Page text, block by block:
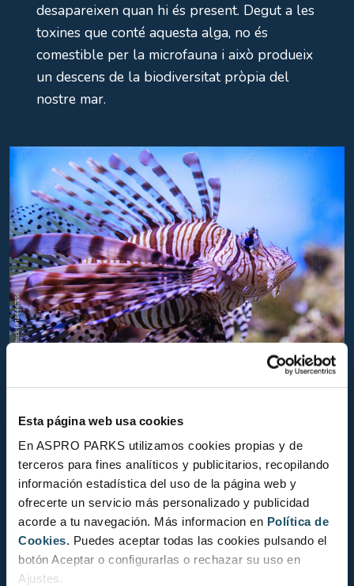
Esta página web usa cookies
En ASPRO PARKS utilizamos cookies propias y de
terceros para fines analíticos y publicitarios, recopilando
información estadística del uso de la página web y
ofrecerte un servicio más personalizado y publicidad
acorde a tu navegación. Más informacion en Política de
Cookies. Puedes aceptar todas las cookies pulsando el
botón Aceptar o configurarlas o rechazar su uso en
Ajustes.
desapareixen quan hi és present. Degut a les
toxines que conté aquesta alga, no és
comestible per la microfauna i això produeix
un descens de la biodiversitat pròpia del
nostre mar.
Elpeix escorpíés una espècie tropical que
va ser introduïda intencionadament com a
espècie ornamental per aquariofília. Tot i ser
una espècie pròpia dels esculls de corall, té
una gran adaptabilitat i pot colonitzar
fàcilment zones sorrenques, praderies
submarines i manglars. Així doncs,
l’alliberació intencionada d’exemplars que es